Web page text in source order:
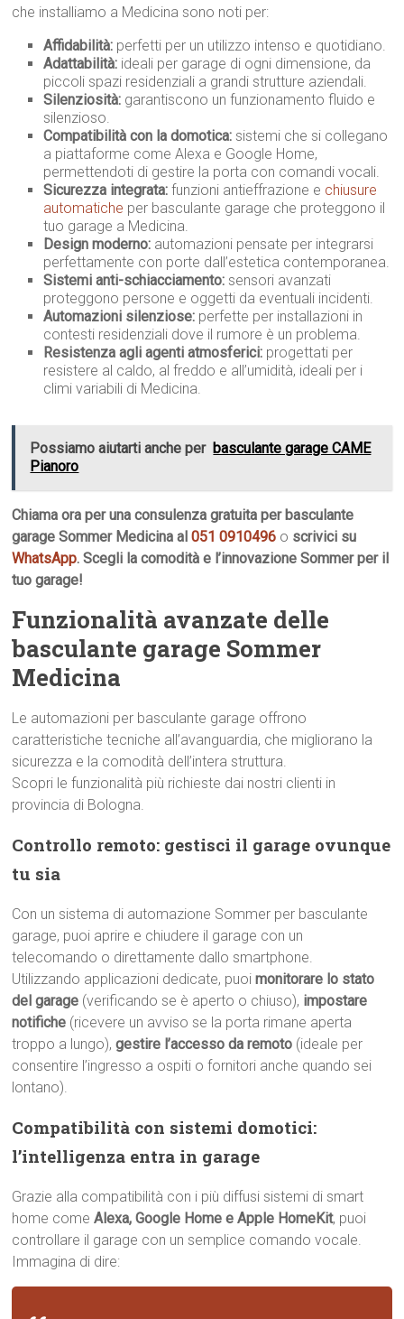
che installiamo a Medicina sono noti per:
Affidabilità: perfetti per un utilizzo intenso e quotidiano.
Adattabilità: ideali per garage di ogni dimensione, da
piccoli spazi residenziali a grandi strutture aziendali.
Silenziosità: garantiscono un funzionamento fluido e
silenzioso.
Compatibilità con la domotica: sistemi che si collegano
a piattaforme come Alexa e Google Home,
permettendoti di gestire la porta con comandi vocali.
Sicurezza integrata: funzioni antieffrazione e chiusure
automatiche per basculante garage che proteggono il
tuo garage a Medicina.
Design moderno: automazioni pensate per integrarsi
perfettamente con porte dall’estetica contemporanea.
Sistemi anti-schiacciamento: sensori avanzati
proteggono persone e oggetti da eventuali incidenti.
Automazioni silenziose: perfette per installazioni in
contesti residenziali dove il rumore è un problema.
Resistenza agli agenti atmosferici: progettati per
resistere al caldo, al freddo e all’umidità, ideali per i
climi variabili di Medicina.
Possiamo aiutarti anche per basculante garage CAME
Pianoro
Chiama ora per una consulenza gratuita per basculante
garage Sommer Medicina al051 0910496 o scrivici su
WhatsApp. Scegli la comodità e l’innovazione Sommer per il
tuo garage!
Funzionalità avanzate delle
basculante garage Sommer
Medicina
Le automazioni per basculante garage offrono
caratteristiche tecniche all’avanguardia, che migliorano la
sicurezza e la comodità dell’intera struttura.
Scopri le funzionalità più richieste dai nostri clienti in
provincia di Bologna.
Controllo remoto: gestisci il garage ovunque
tu sia
Con un sistema di automazione Sommer per basculante
garage, puoi aprire e chiudere il garage con un
telecomando o direttamente dallo smartphone.
Utilizzando applicazioni dedicate, puoimonitorare lo stato
del garage (verificando se è aperto o chiuso), impostare
notifiche (ricevere un avviso se la porta rimane aperta
troppo a lungo),gestire l’accesso da remoto (ideale per
consentire l’ingresso a ospiti o fornitori anche quando sei
lontano).
Compatibilità con sistemi domotici:
l’intelligenza entra in garage
Grazie alla compatibilità con i più diffusi sistemi di smart
home comeAlexa, Google Home e Apple HomeKit, puoi
controllare il garage con un semplice comando vocale.
Immagina di dire: